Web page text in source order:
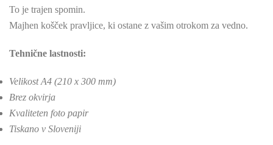
To je trajen spomin.
Majhen košček pravljice, ki ostane z vašim otrokom za vedno.
Tehnične lastnosti:
Velikost A4 (210 x 300 mm)
Brez okvirja
Kvaliteten foto papir
Tiskano v Sloveniji